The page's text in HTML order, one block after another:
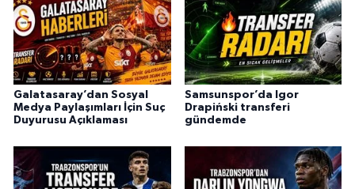
Galatasaray’dan Sosyal
Medya Paylaşımları İçin Suç
Duyurusu Açıklaması
Samsunspor’da Igor
Drapiński transferi
gündemde